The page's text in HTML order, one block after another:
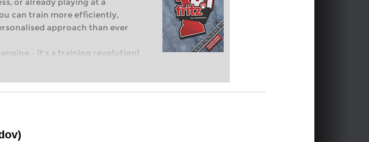
or already playing at a
can train more efficiently,
approach than ever
– it’s a training revolution!
into the world of club chess,
with a more personalised
– EVEN UNDER TIME